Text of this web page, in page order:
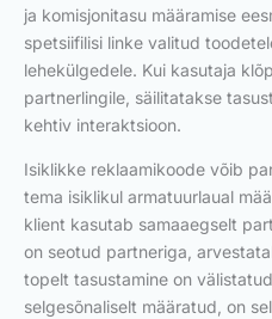
ja komisjonitasu määramise
spetsiifilisi linke valitud
lehekülgedele. Kui kasutaja
partnerlingile, säilitatakse
kehtiv interaktsioon.
Isiklikke reklaamikoode võib
tema isiklikul armatuurlaual
klient kasutab samaaegselt
on seotud partneriga,
topelt tasustamine on
selgesõnaliselt määratud, on